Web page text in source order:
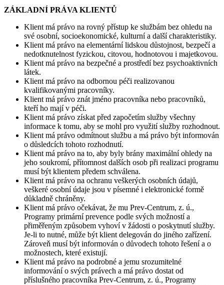
ZÁKLADNÍ PRÁVA KLIENTŮ
Klient má právo na rovný přístup ke službám bez ohledu na
své osobní, socioekonomické, kulturní a další charakteristiky.
Klient má právo na elementární lidskou důstojnost, bezpečí a
nedotknutelnost fyzickou, citovou, hodnotovou i majetkovou.
Klient má právo na bezpečné a prostředí bez psychoaktivních
látek.
Klient má právo na odbornou péči realizovanou
kvalifikovanými pracovníky.
Klient má právo znát jméno pracovníka nebo pracovníků,
kteří ho mají v péči.
Klient má právo získat před započetím služby všechny
informace k tomu, aby se mohl pro využití služby rozhodnout.
Klient má právo odmítnout službu a má právo být informován
o důsledcích tohoto rozhodnutí.
Klient má právo na to, aby byly brány maximální ohledy na
jeho soukromí, přítomnost dalších osob při realizaci programu
musí být klientem předem schválena.
Klient má právo na ochranu veškerých osobních údajů,
veškeré osobní údaje jsou v písemné i elektronické formě
důkladně chráněny.
Klient má právo očekávat, že mu Prev-Centrum, z. ú.,
Programy primární prevence podle svých možností a
přiměřeným způsobem vyhoví v žádosti o poskytnutí služby.
Je-li to nutné, může být klient delegován do jiného zařízení.
Zároveň musí být informován o důvodech tohoto řešení a o
možnostech, které existují.
Klient má právo na podrobné a jemu srozumitelné
informování o svých právech a má právo dostat od
příslušného pracovníka Prev-Centrum, z. ú., Programy